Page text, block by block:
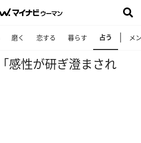
磨く 恋する 暮らす 占う メ
感性が研ぎ澄まされ